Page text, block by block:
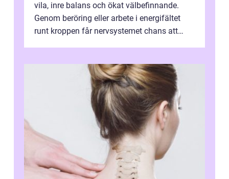
vila, inre balans och ökat välbefinnande.
Genom beröring eller arbete i energifältet
runt kroppen får nervsystemet chans att